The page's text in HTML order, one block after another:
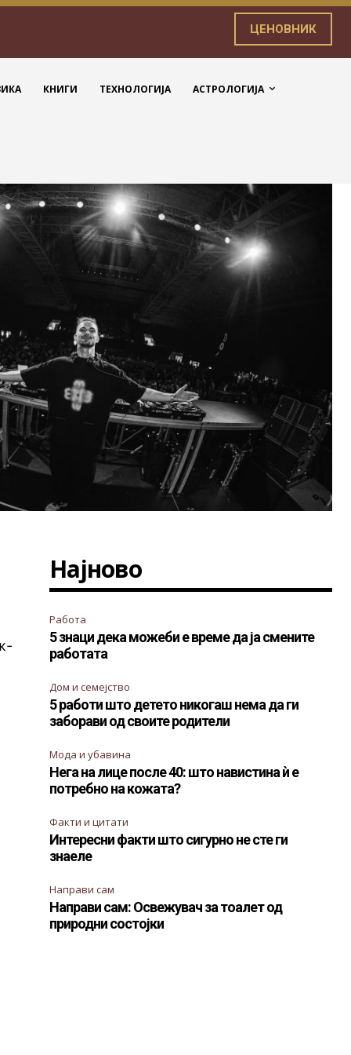
ЦЕНОВНИК
КНИГИ ТЕХНОЛОГИЈА АСТРОЛОГИЈА
Најново
Работа
5 знаци дека можеби е време да ја смените
работата
Дом и семејство
5 работи што детето никогаш нема да ги
заборави од своите родители
Мода и убавина
Нега на лице после 40: што навистина ѝ е
потребно на кожата?
Факти и цитати
Интересни факти што сигурно не сте ги
знаеле
Направи сам
Направи сам: Освежувач за тоалет од
природни состојки